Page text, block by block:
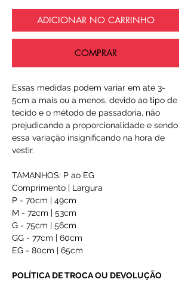
ADICIONAR NO CARRINHO
COMPRAR
Essas medidas podem variar em até 3-
5cm a mais ou a menos, devido ao tipo de
tecido e o método de passadoria, não
prejudicando a proporcionalidade e sendo
essa variação insignificando na hora de
vestir.
TAMANHOS: P ao EG
Comprimento | Largura
P - 70cm | 49cm
M - 72cm | 53cm
G - 75cm | 56cm
GG - 77cm | 60cm
EG - 80cm | 65cm
POLÍTICA DE TROCA OU DEVOLUÇÃO